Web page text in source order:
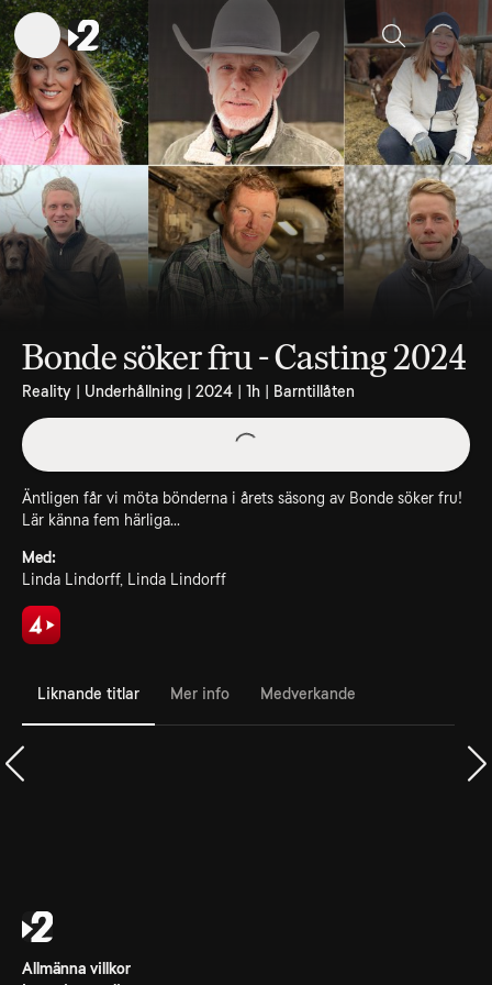
Sök
Bonde söker fru - Casting 2024
Reality | Underhållning | 2024 | 1h | Barntillåten
Äntligen får vi möta bönderna i årets säsong av Bonde söker fru!
Lär känna fem härliga...
Med:
Linda Lindorff, Linda Lindorff
Liknande titlar Mer info Medverkande
Allmänna villkor